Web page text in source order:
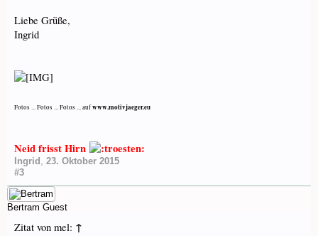
Liebe Grüße,
Ingrid
Fotos ... Fotos ... Fotos ... aufwww.motivjaeger.eu
Neid frisst Hirn
Ingrid , 23. Oktober 2015
#3
Bertram Guest
Zitat von mel: ↑